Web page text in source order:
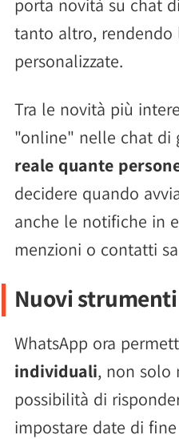
tanto altro, rendendo
personalizzate.
Tra le novità più
"online" nelle chat di
reale quante
decidere quando
anche le notifiche in
menzioni o contatti
Nuovi
WhatsApp ora
individuali, non solo
possibilità di
impostare date di